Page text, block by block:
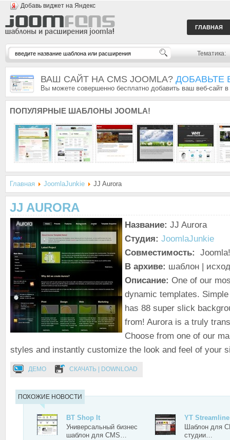
Добавь виджет на Яндекс
ГЛАВНАЯ
Тематика:
ВАШ САЙТ НА CMS JOOMLA? ДОБАВЬТЕ
Вы можете совершенно бесплатно добавить ваш веб-сайт
ПОПУЛЯРНЫЕ ШАБЛОНЫ JOOMLA!
Главная JoomlaJunkie JJ Aurora
JJ AURORA
Название: JJ Aurora
Студия: JoomlaJunkie
Совместимость:
В архиве: шаблон |
Описание: One of our
dynamic templates.
has 88 super slick
from! Aurora is a truly
Choose from one of our
styles and instantly customize the look and feel of your
ДЕМО СКАЧАТЬ | DOWNLOAD
ПОХОЖИЕ НОВОСТИ
BT Shop It
Универсальный бизнес
шаблон для CMS…
YT Streamline
Шаблон для
студии…